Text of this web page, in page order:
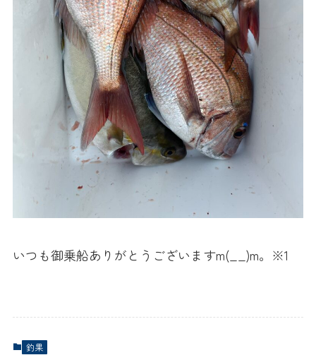
いつも御乗船ありがとうございますm(__)m。※1
釣果